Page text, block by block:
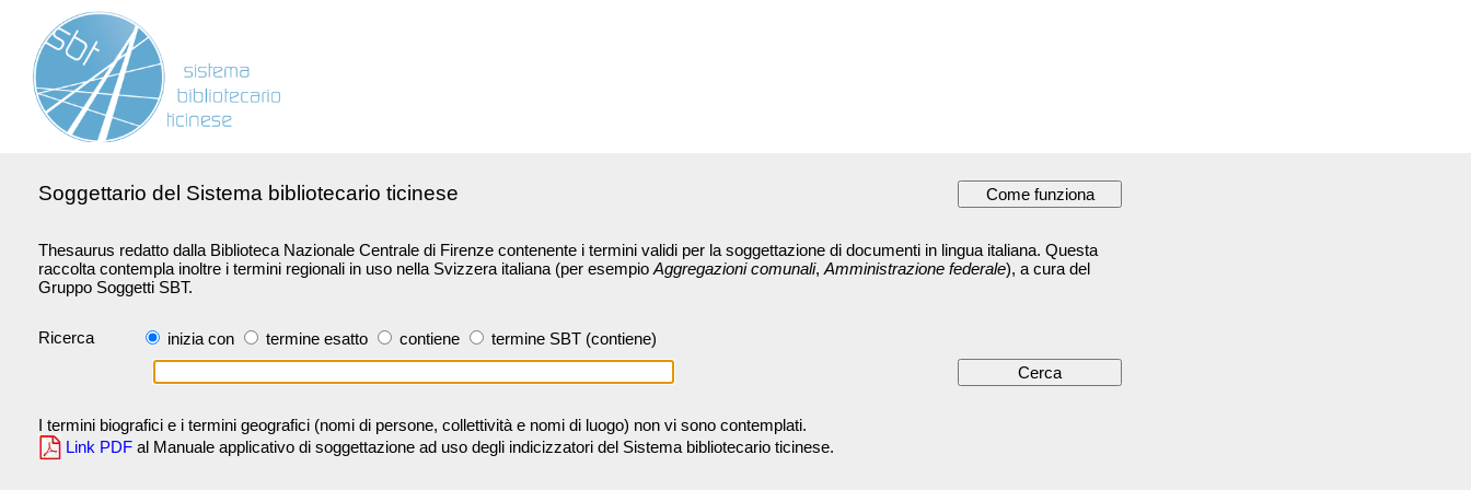
Soggettario del Sistema bibliotecario ticinese
Thesaurus redatto dalla Biblioteca Nazionale Centrale di Firenze contenente i termini validi per la soggettazione di documenti in lingua italiana. Questa
raccolta contempla inoltre i termini regionali in uso nella Svizzera italiana (per esempio Aggregazioni comunali, Amministrazione federale), a cura del
Gruppo Soggetti SBT.
Ricerca inizia con termine esatto contiene termine SBT (contiene)
I termini biografici e i termini geografici (nomi di persone, collettività e nomi di luogo) non vi sono contemplati.
Link PDF al Manuale applicativo di soggettazione ad uso degli indicizzatori del Sistema bibliotecario ticinese.